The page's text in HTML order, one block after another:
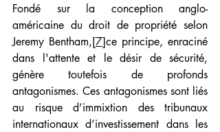
Fondé sur la conception anglo-
américaine du droit de propriété selon
Jeremy Bentham,[7]ce principe, enraciné
dans l'attente et le désir de sécurité,
génère toutefois de profonds
antagonismes. Ces antagonismes sont liés
au risque d’immixtion des tribunaux
internationaux d’investissement dans les